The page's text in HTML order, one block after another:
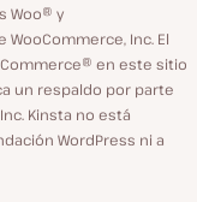
Woo® y
Inc. El
en este sitio
un respaldo por parte
Kinsta no está
WordPress ni a